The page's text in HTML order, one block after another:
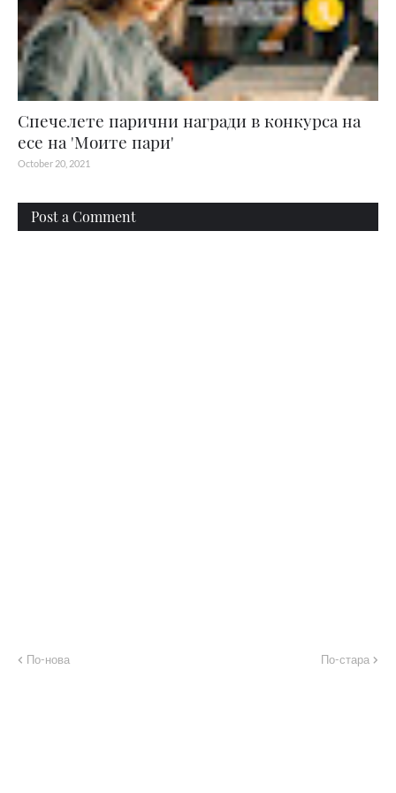
Спечелете парични награди в конкурса на
есе на 'Моите пари'
October 20, 2021
Post a Comment
По-нова По-стара